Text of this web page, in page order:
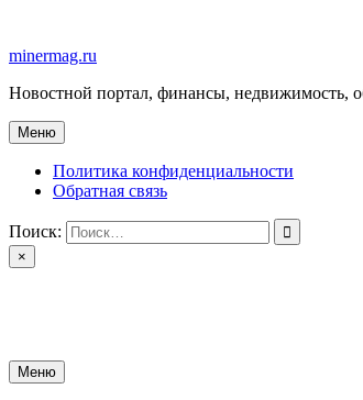
содержимому
minermag.ru
Новостной портал, финансы, недвижимость,
Меню
Политика конфиденциальности
Обратная связь
Поиск:
×
Меню